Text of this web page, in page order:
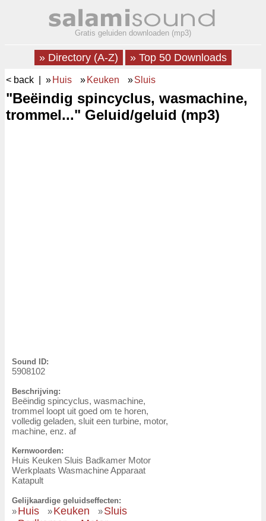
Gratis geluiden downloaden (mp3)
» Directory (A-Z) » Top 50 Downloads
< back | » Huis » Keuken »Sluis
"Beëindig spincyclus, wasmachine,
trommel..." Geluid/geluid (mp3)
Sound ID:
5908102
Beschrijving:
Beëindig spincyclus, wasmachine,
trommel loopt uit goed om te horen,
volledig geladen, sluit een turbine, motor,
machine, enz. af
Kernwoorden:
Huis Keuken Sluis Badkamer Motor
Werkplaats Wasmachine Apparaat
Katapult
Gelijkaardige geluidseffecten:
»Huis »Keuken »Sluis